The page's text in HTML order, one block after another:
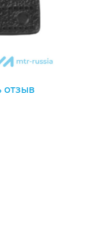
отзыв